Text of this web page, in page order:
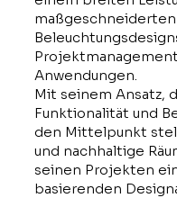
Anwendungen.
Mit seinem Ansatz,
Funktionalität und
den Mittelpunkt
und nachhaltige
seinen Projekten
basierenden